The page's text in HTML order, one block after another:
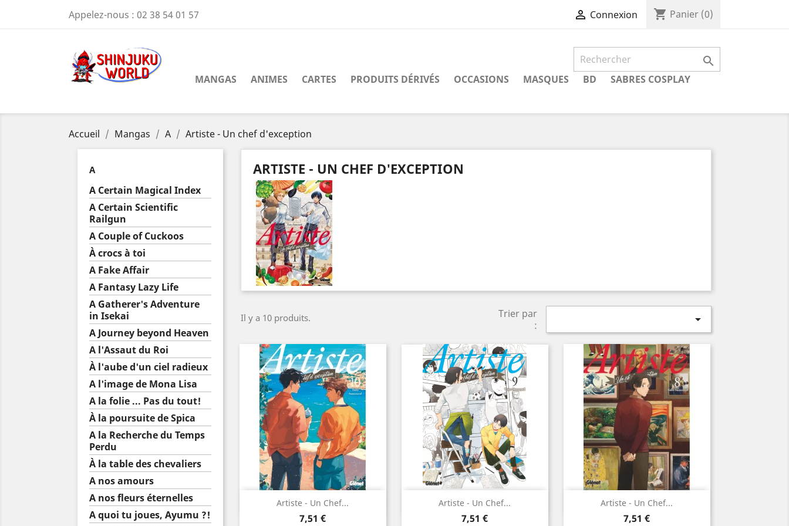
Appelez-nous : 02 38 54 01 57  Connexion shopping_cart Panier (0)

MANGAS ANIMES CARTES PRODUITS DÉRIVÉS OCCASIONS MASQUES BD SABRES COSPLAY
Accueil Mangas A Artiste - Un chef d'exception
A
A Certain Magical Index
A Certain Scientific
Railgun
A Couple of Cuckoos
À crocs à toi
A Fake Affair
A Fantasy Lazy Life
A Gatherer's Adventure
in Isekai
A Journey beyond Heaven
A l'Assaut du Roi
À l'aube d'un ciel radieux
A l'image de Mona Lisa
A la folie ... Pas du tout!
À la poursuite de Spica
A la Recherche du Temps
Perdu
À la table des chevaliers
A nos amours
A nos fleurs éternelles
A quoi tu joues, Ayumu ?!
ARTISTE - UN CHEF D'EXCEPTION
Il y a 10 produits.
Trier par
:

Artiste - Un Chef...
Prix
7,51 €
Aperçu rapide Artiste - Un Chef...
Prix
7,51 €
Aperçu rapide Artiste - Un Chef...
Prix
7,51 €
Aperçu rapide